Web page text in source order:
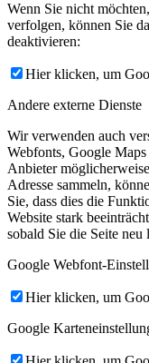
Wenn Sie nicht
verfolgen, können Sie
deaktivieren:
Hier klicken, um
Andere externe Dienste
Wir verwenden auch
Webfonts, Google
Anbieter
Adresse sammeln,
Sie, dass dies die
Website stark
sobald Sie die Seite neu
Google Webfont-
Hier klicken, um
Google